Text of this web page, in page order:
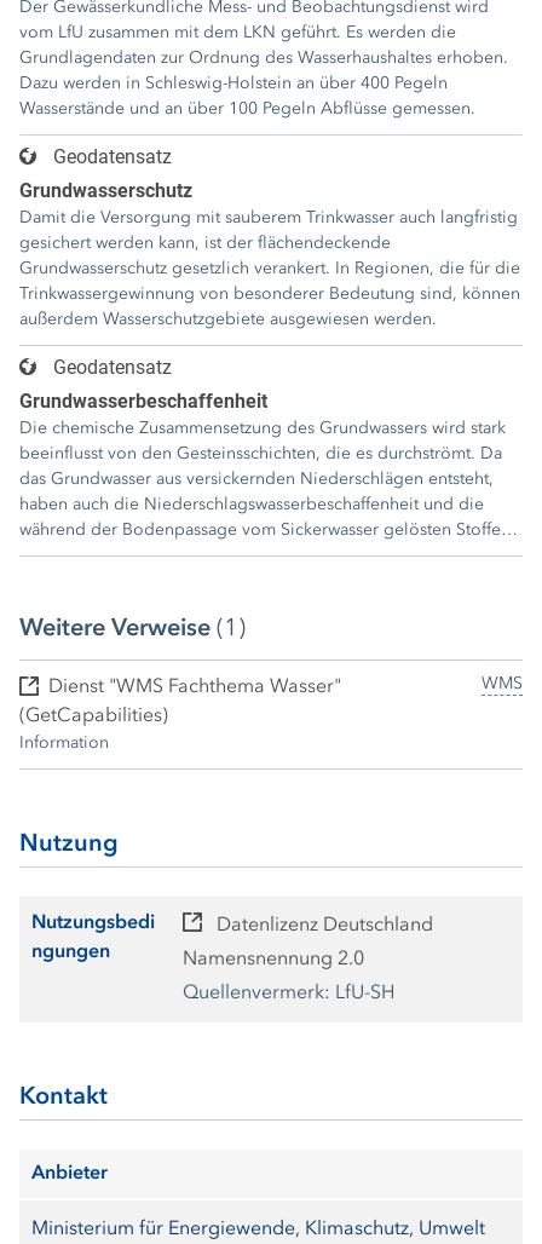
Messnetzes sind mit Datenloggern
ausgestattet. Diese elektronischen
Datensammler zeichnen mehrmals täglich
den Grundwasserstand auf und werden in
der Regel alle 3 bis 6 Monate durch
Mitarbeiter des Landesbetriebs für
Küstenschutz, Nationalpark und
Meeresschutz (LKN) ausgelesen. Im
Anschluss werden die Grundwasserstände in
der landesweiten Datenbank aktualisiert.
Sieben Messstellen sind zudem mit
Datenfernübertragung ausgerüstet und
liefern tagesaktuelle Grundwasserstände.
„Nitrat-Gebiete“ bezeichnet werden, genutzt. Das
Bundesverwaltungsgericht hat am 24.10.2025 entschieden, dass
die AVV GeA 2022 keine rechtlich wirksame
Ermächtigungsgrundlage darstellt, auf der die Ausweisung einer
die Landwirtschaft hätte geschehen dürfen. Auch wenn sich das
Bundesländern in der Sache mit Bayern vergleichbar. Das
Bundeslandwirtschaftsministerium bemüht sich seit dem Urteil
um eine Gebietsausweisungsverordnung, welche die
rechtskonforme Ausweisung der mit Nitrat belasteten Gebiete
basierend auf dem Ausweisungsmessnetz wieder ermöglicht.
Der Gewässerkundliche Mess- und Beobachtungsdienst wird
vom LfU zusammen mit dem LKN geführt. Es werden die
Grundlagendaten zur Ordnung des Wasserhaushaltes erhoben.
Dazu werden in Schleswig-Holstein an über 400 Pegeln
Wasserstände und an über 100 Pegeln Abflüsse gemessen.
Geodatensatz
Grundwasserschutz
Damit die Versorgung mit sauberem Trinkwasser auch langfristig
gesichert werden kann, ist der flächendeckende
Grundwasserschutz gesetzlich verankert. In Regionen, die für die
Trinkwassergewinnung von besonderer Bedeutung sind, können
außerdem Wasserschutzgebiete ausgewiesen werden.
Geodatensatz
Grundwasserbeschaffenheit
Die chemische Zusammensetzung des Grundwassers wird stark
beeinflusst von den Gesteinsschichten, die es durchströmt. Da
das Grundwasser aus versickernden Niederschlägen entsteht,
haben auch die Niederschlagswasserbeschaffenheit und die
während der Bodenpassage vom Sickerwasser gelösten Stoffe
Einfluss auf die Grundwasserbeschaffenheit. Vor allem die als
Konzentrationen das Grundwasser als Trinkwasser ungenießbar
machen. Der Zustand des Grundwassers wird deshalb landesweit
regelmäßig überwacht.
Weitere Verweise (1)
WMS
Dienst "WMS Fachthema Wasser"
(GetCapabilities)
Information
Nutzung
Nutzungsbedi
ngungen
Datenlizenz Deutschland
Namensnennung 2.0
Quellenvermerk: LfU-SH
Kontakt
Anbieter
Ministerium für Energiewende, Klimaschutz, Umwelt